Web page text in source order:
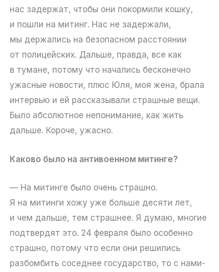
нас задержат, чтобы они покормили кошку,
и пошли на митинг. Нас не задержали,
мы держались на безопасном расстоянии
от полицейских. Дальше, правда, все как
в тумане, потому что начались бесконечно
ужасные новости, плюс Юля, моя жена, брала
интервью и ей рассказывали страшные вещи.
Было абсолютное непонимание, как жить
дальше. Короче, ужасно.
Каково было на антивоенном митинге?
— На митинге было очень страшно.
Я на митинги хожу уже больше десяти лет,
и чем дальше, тем страшнее. Я думаю, многие
подтвердят это. 24 февраля было особенно
страшно, потому что если они решились
разбомбить соседнее государство, то с нами-